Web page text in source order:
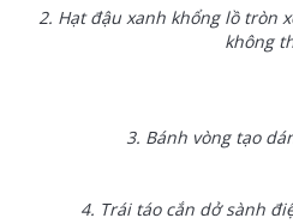
2. Hạt đậu xanh khổng lồ tròn
không
3. Bánh vòng tạo
4. Trái táo cắn dở sành